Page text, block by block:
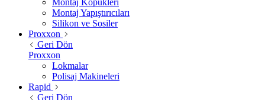
Montaj Köpükleri
Montaj Yapıştırıcıları
Silikon ve Sosiler
Proxxon
Geri Dön
Proxxon
Lokmalar
Polisaj Makineleri
Rapid
Geri Dön